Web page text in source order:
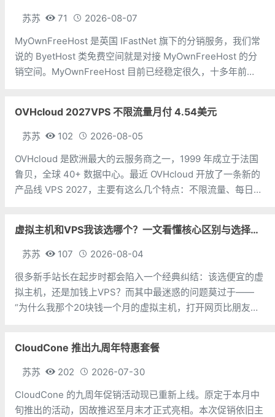
苏苏 71
2026-08-07
MyOwnFreeHost 是英国 IFastNet 旗下的分销服务，我们常
说的 ByetHost 类免费空间就是对接 MyOwnFreeHost 的分
销空间。MyOwnFreeHost 目前已经稳定很久，十多年前
OVHcloud 2027VPS 不限流量月付 4.54美元
苏苏 102
2026-08-05
OVHcloud 是欧洲最大的云服务商之一，1999 年成立于法国
鲁贝，全球 40+ 数据中心。最近 OVHcloud 开放了一条新的
产品线 VPS 2027，主要有这么几个特点：不限流量、每日自
虚拟主机和VPS我该选哪个？一文看懂核心区别与选择指南
苏苏 107
2026-08-04
很多新手站长在起步时都会陷入一个经典纠结：该选便宜的虚
拟主机，还是加钱上VPS？而其中最迷惑的问题莫过于——
“为什么我那个20块钱一个月的虚拟主机，打开网页比朋友几
拟主机，就像你租了一个
CloudCone 推出九周年特惠套餐
苏苏 202
2026-07-30
CloudCone 的九周年促销活动现已重新上线。原定于本月中
旬推出的活动，因故推迟至月末才正式亮相。本次促销依旧主